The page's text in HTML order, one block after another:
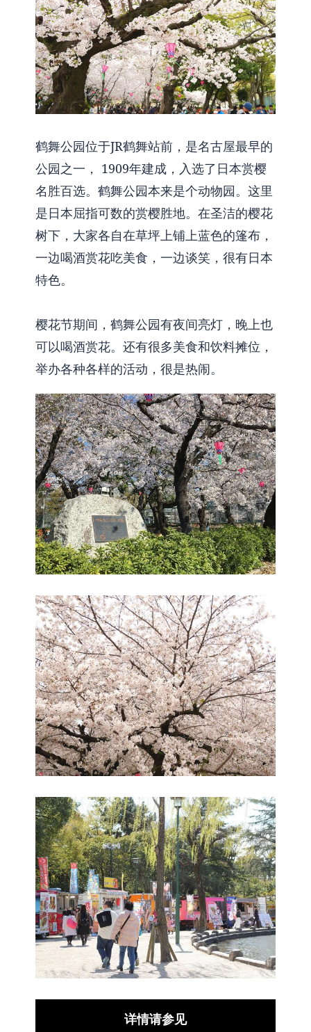
鹤舞公园位于JR鹤舞站前，是名古屋最早的
公园之一， 1909年建成，入选了日本赏樱
名胜百选。鹤舞公园本来是个动物园。这里
是日本屈指可数的赏樱胜地。在圣洁的樱花
树下，大家各自在草坪上铺上蓝色的篷布，
一边喝酒赏花吃美食，一边谈笑，很有日本
特色。
樱花节期间，鹤舞公园有夜间亮灯，晚上也
可以喝酒赏花。还有很多美食和饮料摊位，
举办各种各样的活动，很是热闹。
详情请参见